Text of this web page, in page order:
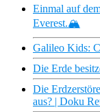
Einmal auf
Everest.🏔️
Galileo Kids:
Die Erde
Die
aus? | Doku